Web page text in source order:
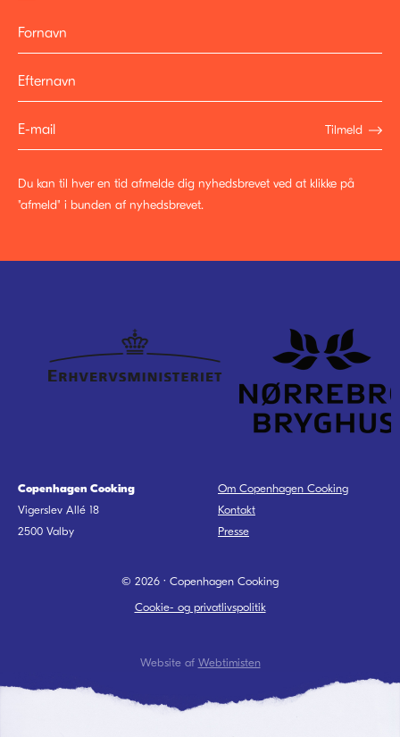
Tilmeld
Du kan til hver en tid afmelde dig nyhedsbrevet ved at klikke på
"afmeld" i bunden af nyhedsbrevet.
Copenhagen Cooking
Vigerslev Allé 18
2500 Valby
Om Copenhagen Cooking
Kontakt
Presse
© 2026 · Copenhagen Cooking
Cookie- og privatlivspolitik
Website af Webtimisten